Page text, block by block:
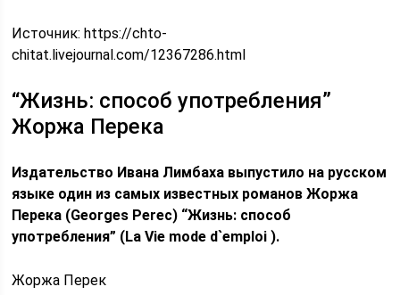
Источник: https://chto-
chitat.livejournal.com/12367286.html
“Жизнь: способ употребления”
Жоржа Перека
Издательство Ивана Лимбаха выпустило на русском
языке один из самых известных романов Жоржа
Перека (Georges Perec) “Жизнь: способ
употребления” (La Vie mode d`emploi ).
Жоржа Перек